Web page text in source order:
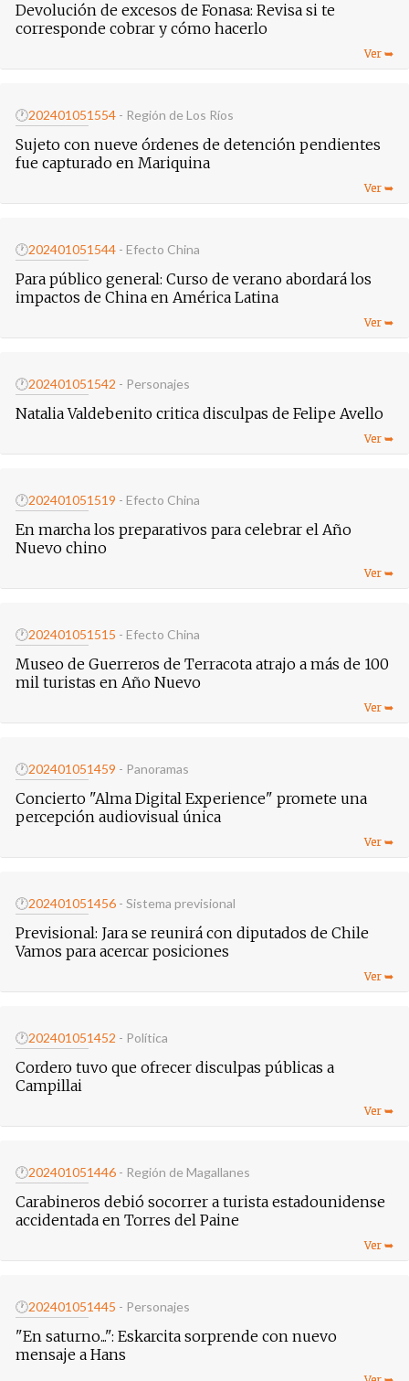
Devolución de excesos de Fonasa: Revisa si te
corresponde cobrar y cómo hacerlo
🕐202401051554 - Región de Los Ríos
Sujeto con nueve órdenes de detención pendientes
fue capturado en Mariquina
🕐202401051544 - Efecto China
Para público general: Curso de verano abordará los
impactos de China en América Latina
🕐202401051542 - Personajes
Natalia Valdebenito critica disculpas de Felipe Avello
🕐202401051519 - Efecto China
En marcha los preparativos para celebrar el Año
Nuevo chino
🕐202401051515 - Efecto China
Museo de Guerreros de Terracota atrajo a más de 100
mil turistas en Año Nuevo
🕐202401051459 - Panoramas
Concierto "Alma Digital Experience" promete una
percepción audiovisual única
🕐202401051456 - Sistema previsional
Previsional: Jara se reunirá con diputados de Chile
Vamos para acercar posiciones
🕐202401051452 - Política
Cordero tuvo que ofrecer disculpas públicas a
Campillai
🕐202401051446 - Región de Magallanes
Carabineros debió socorrer a turista estadounidense
accidentada en Torres del Paine
🕐202401051445 - Personajes
"En saturno...": Eskarcita sorprende con nuevo
mensaje a Hans